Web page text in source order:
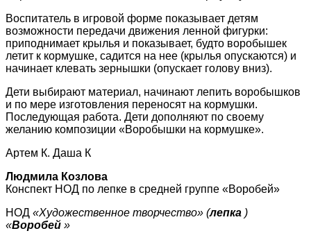
Воспитатель в игровой форме показывает детям
возможности передачи движения ленной фигурки:
приподнимает крылья и показывает, будто воробышек
летит к кормушке, садится на нее (крылья опускаются) и
начинает клевать зернышки (опускает голову вниз).
Дети выбирают материал, начинают лепить воробышков
и по мере изготовления переносят на кормушки.
Последующая работа. Дети дополняют по своему
желанию композиции «Воробышки на кормушке».
Артем К. Даша К
Людмила Козлова
Конспект НОД по лепке в средней группе «Воробей»
НОД «Художественное творчество» (лепка )
«Воробей »